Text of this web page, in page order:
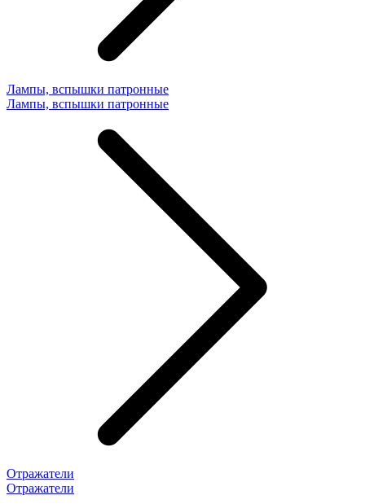
Лампы, вспышки патронные
Лампы, вспышки патронные
Отражатели
Отражатели